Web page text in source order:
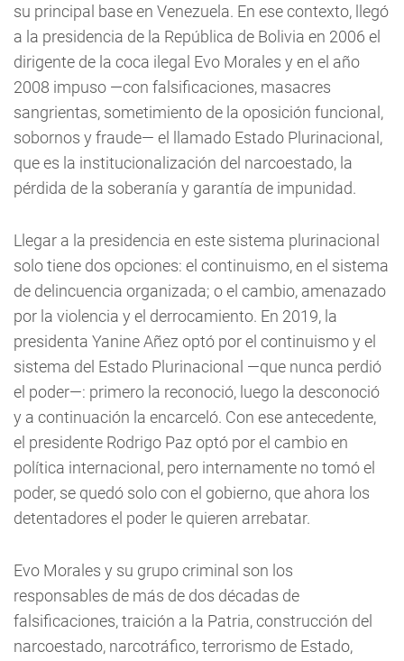
su principal base en Venezuela. En ese contexto, llegó
a la presidencia de la República de Bolivia en 2006 el
dirigente de la coca ilegal Evo Morales y en el año
2008 impuso —con falsificaciones, masacres
sangrientas, sometimiento de la oposición funcional,
sobornos y fraude— el llamado Estado Plurinacional,
que es la institucionalización del narcoestado, la
pérdida de la soberanía y garantía de impunidad.
Llegar a la presidencia en este sistema plurinacional
solo tiene dos opciones: el continuismo, en el sistema
de delincuencia organizada; o el cambio, amenazado
por la violencia y el derrocamiento. En 2019, la
presidenta Yanine Añez optó por el continuismo y el
sistema del Estado Plurinacional —que nunca perdió
el poder—: primero la reconoció, luego la desconoció
y a continuación la encarceló. Con ese antecedente,
el presidente Rodrigo Paz optó por el cambio en
política internacional, pero internamente no tomó el
poder, se quedó solo con el gobierno, que ahora los
detentadores el poder le quieren arrebatar.
Evo Morales y su grupo criminal son los
responsables de más de dos décadas de
falsificaciones, traición a la Patria, construcción del
narcoestado, narcotráfico, terrorismo de Estado,